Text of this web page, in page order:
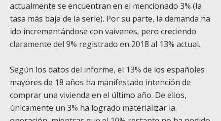
actualmente se encuentran en el mencionado 3% (la
tasa más baja de la serie). Por su parte, la demanda ha
ido incrementándose con vaivenes, pero creciendo
claramente del 9% registrado en 2018 al 13% actual.
Según los datos del informe, el 13% de los españoles
mayores de 18 años ha manifestado intención de
comprar una vivienda en el último año. De ellos,
únicamente un 3% ha logrado materializar la